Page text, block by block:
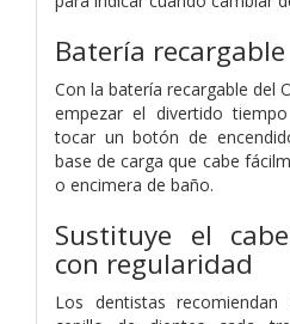
Batería recargable
Con la batería recargable del
empezar el divertido
tocar un botón de
base de carga que cabe
o encimera de baño.
Sustituye el
con regularidad
Los dentistas